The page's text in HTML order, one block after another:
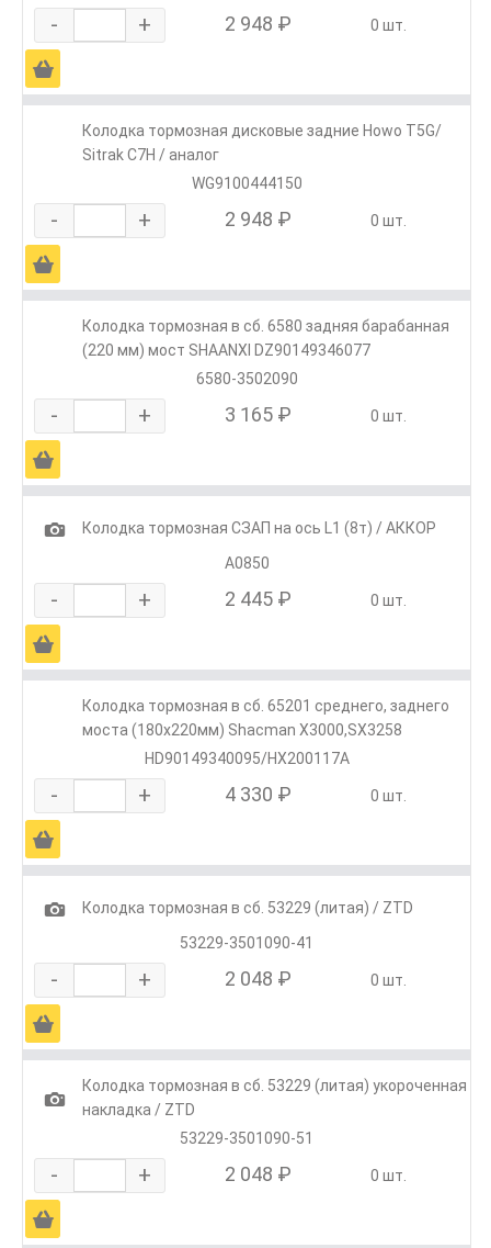
- + 2 948 ₽ 0 шт.
Ä
Колодка тормозная дисковые задние Howo T5G/
Sitrak C7H / аналог
WG9100444150
- + 2 948 ₽ 0 шт.
Ä
Колодка тормозная в сб. 6580 задняя барабанная
(220 мм) мост SHAANXI DZ90149346077
6580-3502090
- + 3 165 ₽ 0 шт.
Ä
1
Колодка тормозная СЗАП на ось L1 (8т) / АККОР
А0850
- + 2 445 ₽ 0 шт.
Ä
Колодка тормозная в сб. 65201 среднего, заднего
моста (180х220мм) Shacman X3000,SX3258
HD90149340095/HX200117A
- + 4 330 ₽ 0 шт.
Ä
1
Колодка тормозная в сб. 53229 (литая) / ZTD
53229-3501090-41
- + 2 048 ₽ 0 шт.
Ä
1
Колодка тормозная в сб. 53229 (литая) укороченная
накладка / ZTD
53229-3501090-51
- + 2 048 ₽ 0 шт.
Ä